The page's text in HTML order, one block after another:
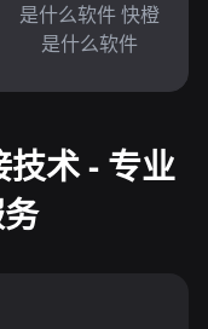
是什么软件 快橙
是什么软件
术 - 专业